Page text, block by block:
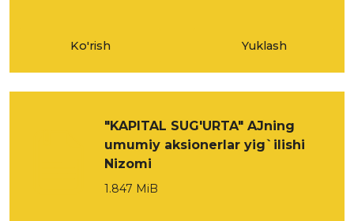
Ko'rish Yuklash
"KAPITAL SUG'URTA" AJning
umumiy aksionerlar yig`ilishi
Nizomi
1.847 MiB